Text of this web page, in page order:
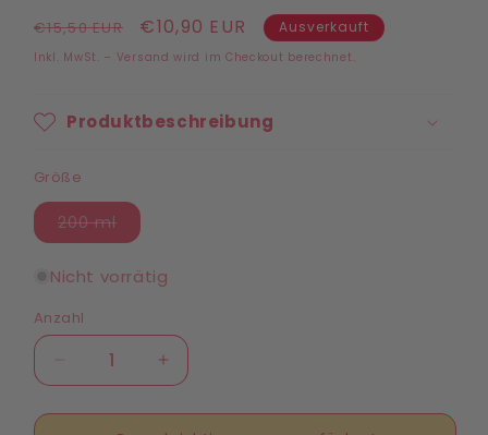
Normaler
Preis
€15,50 EUR Verkaufspreis
€10,90 EUR Ausverkauft
Inkl. MwSt. – Versand wird im Checkout berechnet.
Produktbeschreibung
Größe
200 mlVariante
ausverkauft
nicht
verfügbar
Nicht vorrätig
Anzahl
Anzahl
Verringere
die
Menge
Erhöhe
die
Menge